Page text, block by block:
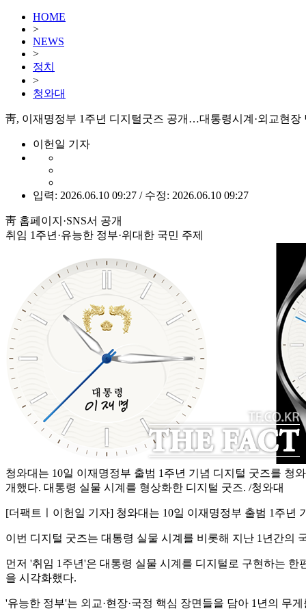
HOME
>
NEWS
>
정치
>
청와대
靑, 이재명정부 1주년 디지털굿즈 공개…대통령시계·외교현장
이헌일 기자
입력: 2026.06.10 09:27 / 수정: 2026.06.10 09:27
靑 홈페이지·SNS서 공개
취임 1주년·유능한 정부·위대한 국민 주제
청와대는 10일 이재명정부 출범 1주년 기념 디지털 굿즈를 청
개했다. 대통령 실물 시계를 형상화한 디지털 굿즈. /청와대
[더팩트ㅣ이헌일 기자] 청와대는 10일 이재명정부 출범 1주년
이번 디지털 굿즈는 대통령 실물 시계를 비롯해 지난 1년간
먼저 '취임 1주년'은 대통령 실물 시계를 디지털로 구현하는
을 시각화했다.
'유능한 정부'는 외교·현장·국정 핵심 장면들을 담아 1년의 무